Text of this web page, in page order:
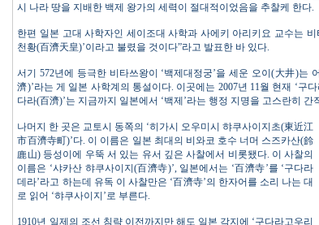
시 나라 땅을 지배한 백제 왕가의 세력이 절대적이었음을 추찰케 한다.
한편 일본 고대 사학자인 세이조대 사학과 사에키 아리키요 교수는
천황(百濟天皇)’이라고 불렸을 것이다”라고 발표한 바 있다.
서기 572년에 등극한 비타쓰왕이 ‘백제대정궁’을 세운 오이(大井)는
濟)’라는 게 일본 사학계의 통설이다. 이곳에는 2007년 11월 현재 ‘구
다라(百濟)’는 지금까지 일본에서 ‘백제’라는 행정 지명을 고스란히 간
나머지 한 곳은 교토시 동쪽의 ‘히가시 오우미시 햐쿠사이지초(東近江
市百濟寺町)’다. 이 이름은 일본 최대의 비와코 호수 너머 스즈카산(鈴
鹿山) 등성이에 우뚝 서 있는 유서 깊은 사찰에서 비롯됐다. 이 사찰의
이름은 ‘샤카산 햐쿠사이지(百濟寺)’, 일본에서는 ‘百濟寺’를 ‘구다라
데라’라고 하는데 유독 이 사찰만은 ‘百濟寺’의 한자어를 소리 나는 대
로 읽어 ‘햐쿠사이지’로 부른다.
1910년 일제의 조선 침략 이전까지만 해도 일본 각지에 ‘구다라고우리